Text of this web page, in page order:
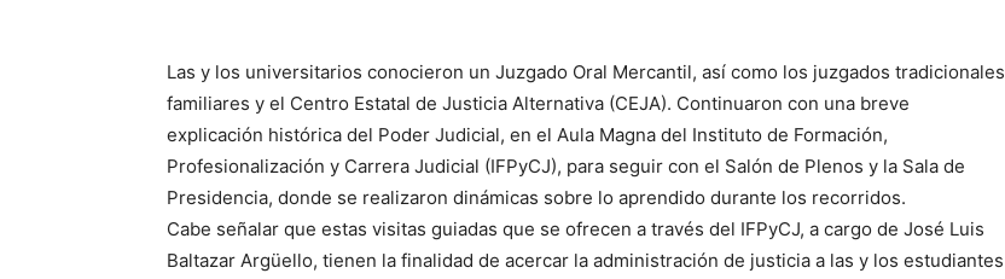
Las y los universitarios conocieron un Juzgado Oral Mercantil, así como los juzgados tradicionales
familiares y el Centro Estatal de Justicia Alternativa (CEJA). Continuaron con una breve
explicación histórica del Poder Judicial, en el Aula Magna del Instituto de Formación,
Profesionalización y Carrera Judicial (IFPyCJ), para seguir con el Salón de Plenos y la Sala de
Presidencia, donde se realizaron dinámicas sobre lo aprendido durante los recorridos.
Cabe señalar que estas visitas guiadas que se ofrecen a través del IFPyCJ, a cargo de José Luis
Baltazar Argüello, tienen la finalidad de acercar la administración de justicia a las y los estudiantes